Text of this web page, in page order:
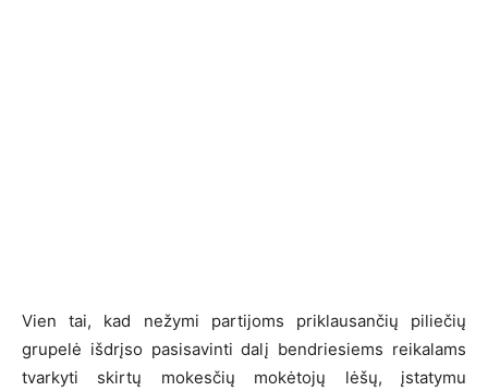
Vien tai, kad nežymi partijoms priklausančių piliečių
grupelė išdrįso pasisavinti dalį bendriesiems reikalams
tvarkyti skirtų mokesčių mokėtojų lėšų, įstatymu